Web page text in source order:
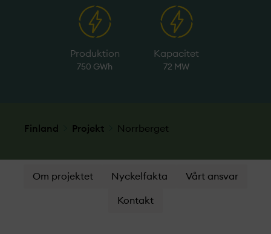
Produktion
750 GWh
Kapacitet
72 MW
Finland Projekt­ Norrberget
Om projektet Nyckelfakta Vårt ansvar
Kontakt